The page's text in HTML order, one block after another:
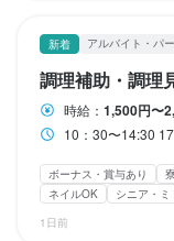
新着 アルバイト・パ
調理補助・調理
時給： 1,500円〜
10：30〜14:30 17：30～21:30の間でシフト制（終電
ボーナス・賞与あり
ネイルOK
シニア・
1日前
輩スタッフが丁寧に教
まずはお店のメニュ
の仕事に慣れてきた
の運営全般にも関わ
■具体的な内容
・店舗管理、運営
・売上管理
・おもてなしや接客業
・ホール管理や運営
・接客備品管理や発注
・サービス方法の管
・グルメサイト管理
・SNS管理と発信
・調理業務の補助 など
も関わってもらえれ
■具体的な内容
・キッチン管理、
・食材管理、発注
・料理備品管理、
・メニュー管理、
・グルメサイト管理
チンの仕事に慣れて
■具体的な内容
・仕込みや調理業務
・食材管理や発注
・キッチン管理や運営
・料理備品管理や発注
■具体的な内容
・ペアリングの提案
・ワインリストの作成
・ホール全体の接客
・SNSやグルメサイ
・サービス方法の改善
■具体的な内容
・仕込みや調理業務
・接客やワインのご
・SNS運用やホームペ
・WEB広告や求人情
・デザイン制作（
・キッチン・ホール
・グルメサイト管理と
■キッチン・ホール
サービスから経験し
に発展していけます。
まずはお店のメニュ
仕事に慣れてきたら
ます！
駅チカ(徒歩5分以内)
個
スタッフの平均年齢20代
仕事内容
■キッチン・ホール
調理のサポートや仕
験を重ねることで本
スタッフの平均年齢20代
仕事内容
調理のサポートから
をやりたいことに発
まずはお店のメニュ